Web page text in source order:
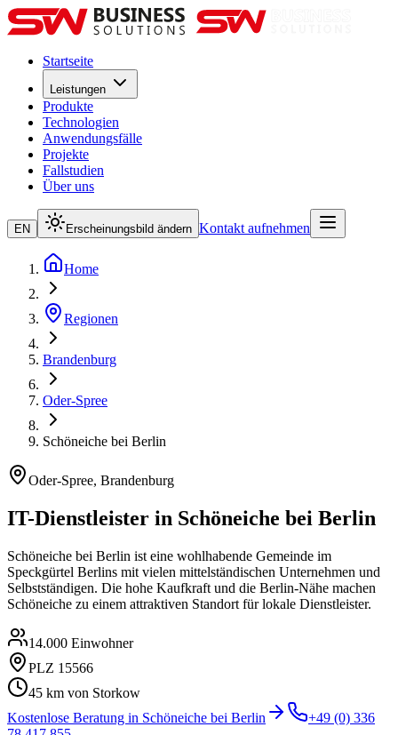
Startseite
Leistungen
Produkte
Technologien
Anwendungsfälle
Projekte
Fallstudien
Über uns
EN Erscheinungsbild ändern Kontakt aufnehmen
Home
Regionen
Brandenburg
Oder-Spree
Schöneiche bei Berlin
Oder-Spree, Brandenburg
IT-Dienstleister in Schöneiche bei Berlin
Schöneiche bei Berlin ist eine wohlhabende Gemeinde im
Speckgürtel Berlins mit vielen mittelständischen Unternehmen und
Selbstständigen. Die hohe Kaufkraft und die Berlin-Nähe machen
Schöneiche zu einem attraktiven Standort für lokale Dienstleister.
14.000 Einwohner
PLZ 15566
45 km von Storkow
Kostenlose Beratung in Schöneiche bei Berlin
+49 (0) 336